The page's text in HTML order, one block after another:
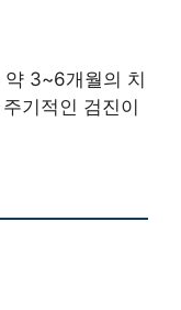
약 3~6개월의 치
기적인 검진이